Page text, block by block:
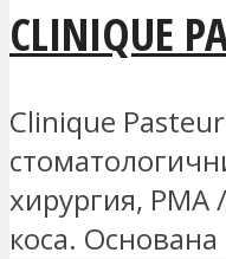
CLINIQUE
Clinique
хирургия, PMA
коса. Основана